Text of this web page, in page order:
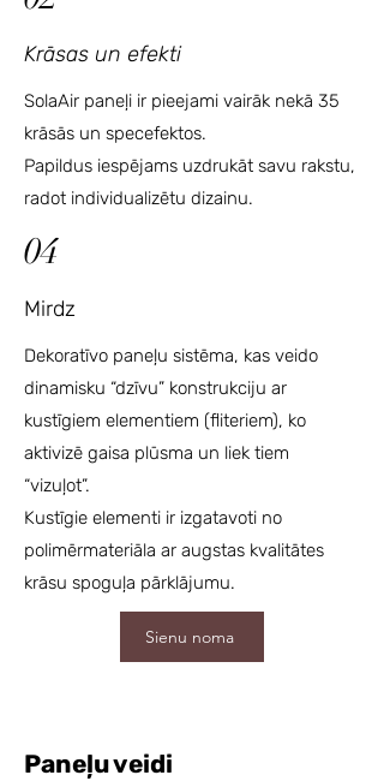
Krāsas un efekti
SolaAir paneļi ir pieejami vairāk nekā 35
krāsās un specefektos.
Papildus iespējams uzdrukāt savu rakstu,
radot individualizētu dizainu.
04
Mirdz
Dekoratīvo paneļu sistēma, kas veido
dinamisku “dzīvu” konstrukciju ar
kustīgiem elementiem (fliteriem), ko
aktivizē gaisa plūsma un liek tiem
“vizuļot”.
Kustīgie elementi ir izgatavoti no
polimērmateriāla ar augstas kvalitātes
krāsu spoguļa pārklājumu.
Sienu noma
Paneļu veidi